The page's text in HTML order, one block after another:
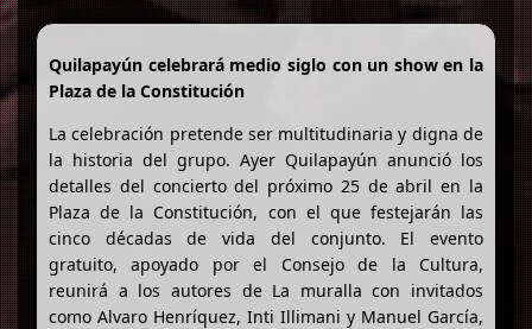
Quilapayún celebrará medio siglo con un show en la
Plaza de la Constitución
La celebración pretende ser multitudinaria y digna de
la historia del grupo. Ayer Quilapayún anunció los
detalles del concierto del próximo 25 de abril en la
Plaza de la Constitución, con el que festejarán las
cinco décadas de vida del conjunto. El evento
gratuito, apoyado por el Consejo de la Cultura,
reunirá a los autores de La muralla con invitados
como Alvaro Henríquez, Inti Illimani y Manuel García,